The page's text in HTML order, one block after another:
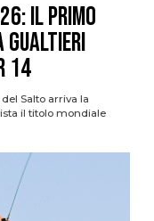
il primo
Gualtieri
14
Salto arriva la
il titolo mondiale